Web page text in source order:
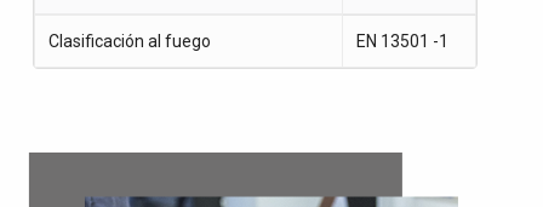
Clasificación al fuego EN 13501 -1